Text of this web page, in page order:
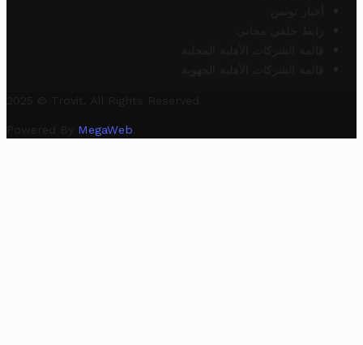
أخبار تونس
رابط خلفي مجاني
قائمة الشركات الأهلية المحلية
قائمة الشركات الأهلية الجهوية
2025 © Trovit. All Rights Reserved.
Powered By MegaWeb